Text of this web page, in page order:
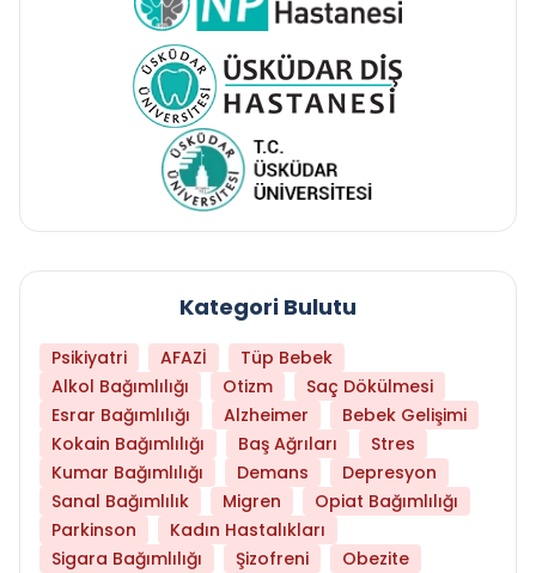
Kategori Bulutu
Psikiyatri AFAZİ
Tüp Bebek
Alkol Bağımlılığı
Otizm
Saç Dökülmesi
Esrar Bağımlılığı
Alzheimer
Bebek Gelişimi
Kokain Bağımlılığı
Baş Ağrıları
Stres
Kumar Bağımlılığı
Demans
Depresyon
Sanal Bağımlılık
Migren
Opiat Bağımlılığı
Parkinson
Kadın Hastalıkları
Sigara Bağımlılığı
Şizofreni
Obezite